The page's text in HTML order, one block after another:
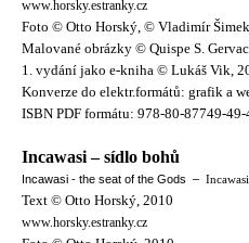
www.horsky.estranky.cz
Foto © Otto Horský, © Vladimír
Malované obrázky © Quispe S.
1. vydání jako e-kniha © Lukáš Vik,
Konverze do elektr.formátů: grafik a
ISBN PDF formátu: 978-80-87749-49-
Incawasi – sídlo bohů
Incawasi - the seat of the Gods –
Text © Otto Horský, 2010
www.horsky.estranky.cz